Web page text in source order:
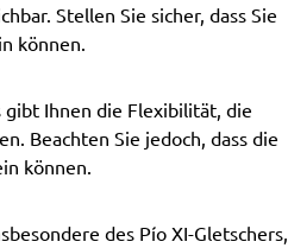
Stellen Sie sicher, dass Sie
können.
Ihnen die Flexibilität, die
Beachten Sie jedoch, dass die
können.
des Pío XI-Gletschers,